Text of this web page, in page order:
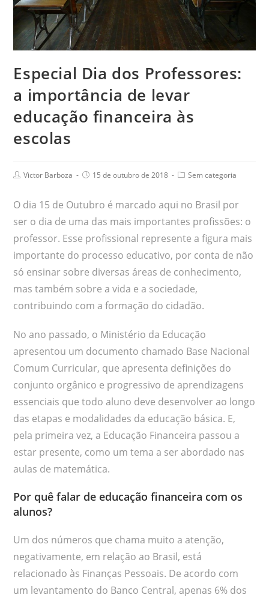
Especial Dia dos Professores:
a importância de levar
educação financeira às
escolas
Victor Barboza 15 de outubro de 2018 Sem categoria
O dia 15 de Outubro é marcado aqui no Brasil por
ser o dia de uma das mais importantes profissões: o
professor. Esse profissional represente a figura mais
importante do processo educativo, por conta de não
só ensinar sobre diversas áreas de conhecimento,
mas também sobre a vida e a sociedade,
contribuindo com a formação do cidadão.
No ano passado, o Ministério da Educação
apresentou um documento chamado Base Nacional
Comum Curricular, que apresenta definições do
conjunto orgânico e progressivo de aprendizagens
essenciais que todo aluno deve desenvolver ao longo
das etapas e modalidades da educação básica. E,
pela primeira vez, a Educação Financeira passou a
estar presente, como um tema a ser abordado nas
aulas de matemática.
Por quê falar de educação financeira com os
alunos?
Um dos números que chama muito a atenção,
negativamente, em relação ao Brasil, está
relacionado às Finanças Pessoais. De acordo com
um levantamento do Banco Central, apenas 6% dos